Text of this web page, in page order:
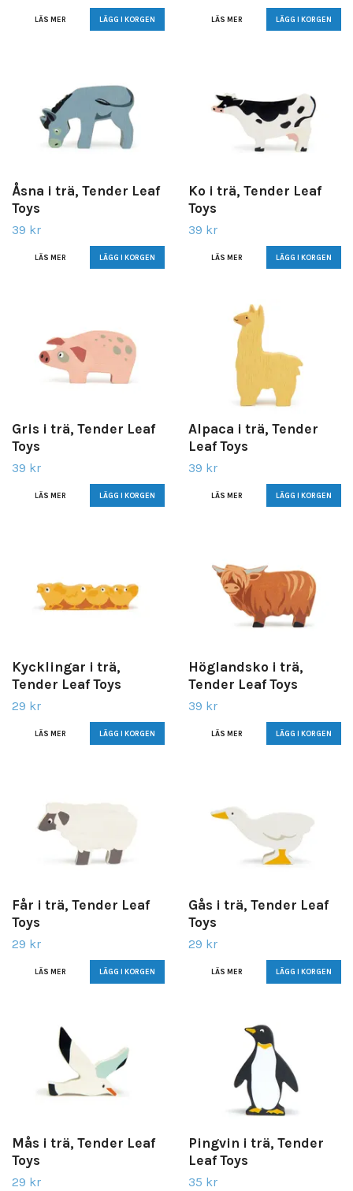
LÄS MER LÄS MER
Åsna i trä, Tender Leaf
Toys
39 kr
LÄS MER
Ko i trä, Tender Leaf
Toys
39 kr
LÄS MER
Gris i trä, Tender Leaf
Toys
39 kr
LÄS MER
Alpaca i trä, Tender
Leaf Toys
39 kr
LÄS MER
Kycklingar i trä,
Tender Leaf Toys
29 kr
LÄS MER
Höglandsko i trä,
Tender Leaf Toys
39 kr
LÄS MER
Får i trä, Tender Leaf
Toys
29 kr
LÄS MER
Gås i trä, Tender Leaf
Toys
29 kr
LÄS MER
Mås i trä, Tender Leaf
Toys
29 kr
Pingvin i trä, Tender
Leaf Toys
35 kr